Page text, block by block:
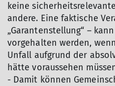
keine
andere. Eine faktische
„Garantenstellung“ –
vorgehalten werden,
Unfall aufgrund der
hätte voraussehen
- Damit können